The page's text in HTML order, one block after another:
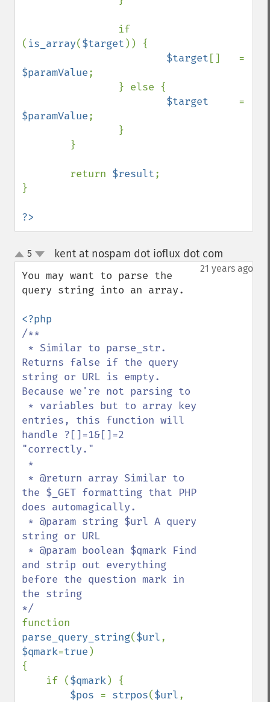
( is_array($target )) {
$target
$paramValue;
$target
$paramValue;
        return
$result;
}
?>
up
down
5 kent at nospam dot ioflux dot com
21 years ago
You may want to parse the
query string into an array.
/**
Returns false if the query
string or URL is empty.
Because we're not parsing to
entries, this function will
handle ?[]=1&[]=2
"correctly."
the $_GET formatting that PHP
does automagically.
string or URL
and strip out everything
before the question mark in
the string
parse_query_string($url
$qmark=true )
{
    if (
$qmark) {
$pos = strpos($url